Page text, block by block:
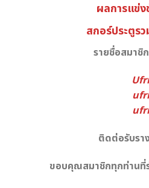
ผลการแข่
สกอร์ประตูร
รายชื่อสมาชิ
ติดต่อรับรา
ขอบคุณสมาชิกทุกท่านที่